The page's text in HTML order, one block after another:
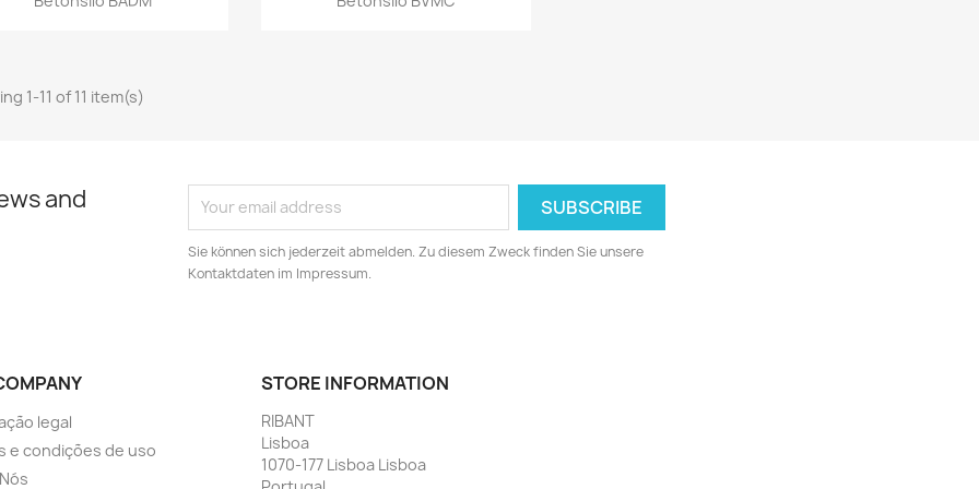
1-11 of 11 item(s)
and
Sie können sich jederzeit abmelden. Zu diesem Zweck finden Sie unsere
Kontaktdaten im Impressum.
legal
e condições de uso
STORE INFORMATION
RIBANT
Lisboa
1070-177 Lisboa Lisboa